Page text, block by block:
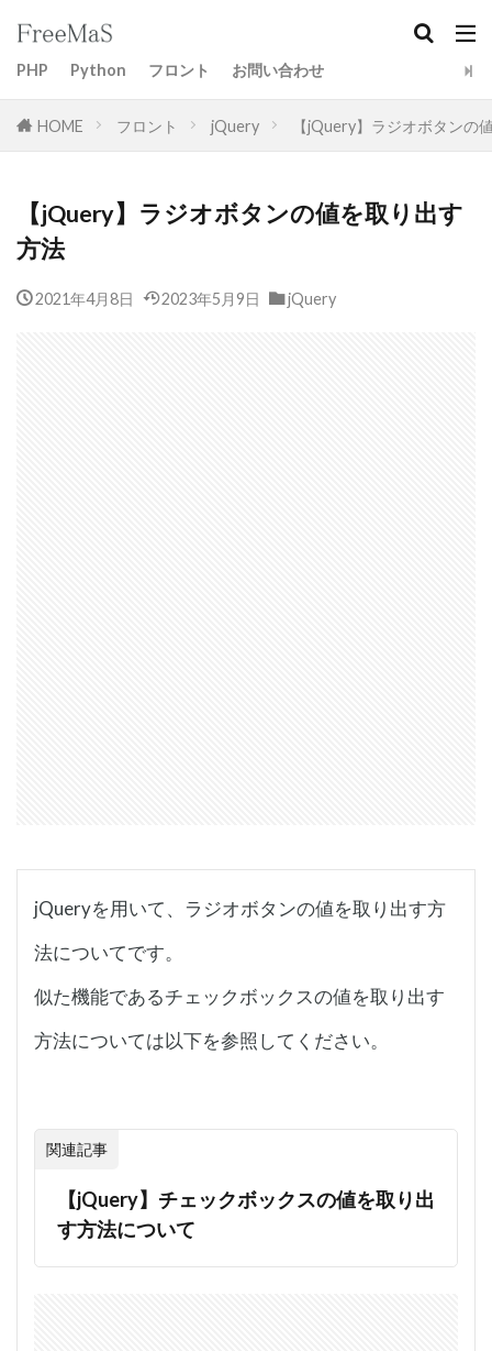
PHP Python フロント お問い合わせ
HOME フロント jQuery 【jQuery】ラジオボタンの
【jQuery】ラジオボタンの値を取り出す
方法
2021年4月8日 2023年5月9日 jQuery
jQueryを用いて、ラジオボタンの値を取り出す方
法についてです。
似た機能であるチェックボックスの値を取り出す
方法については以下を参照してください。
関連記事
【jQuery】チェックボックスの値を取り出
す方法について